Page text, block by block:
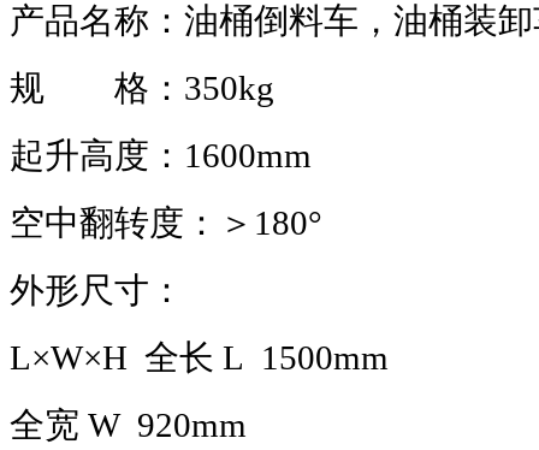
产品名称： 油桶倒料车， 油桶装
规 格： 350kg
起升高度： 1600mm
空中翻转度：＞ 180°
外形尺寸：
L×W×H 全长 L 1500mm
全宽 W 920mm